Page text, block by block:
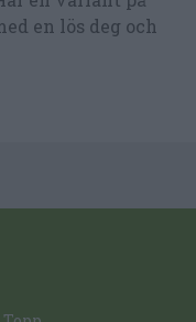
en lös deg och